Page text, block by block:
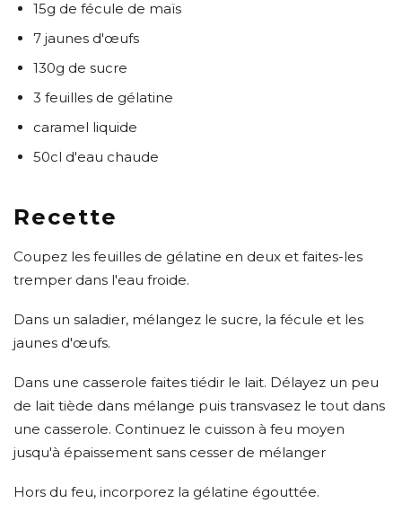
15g de fécule de maïs
7 jaunes d'œufs
130g de sucre
3 feuilles de gélatine
caramel liquide
50cl d'eau chaude
Recette
Coupez les feuilles de gélatine en deux et faites-les
tremper dans l'eau froide.
Dans un saladier, mélangez le sucre, la fécule et les
jaunes d'œufs.
Dans une casserole faites tiédir le lait. Délayez un peu
de lait tiède dans mélange puis transvasez le tout dans
une casserole. Continuez le cuisson à feu moyen
jusqu'à épaissement sans cesser de mélanger
Hors du feu, incorporez la gélatine égouttée.